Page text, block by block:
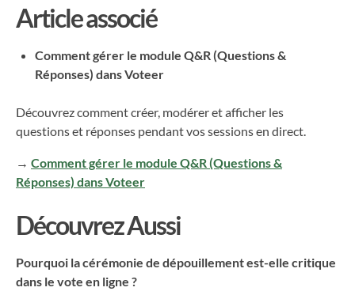
Article associé
Comment gérer le module Q&R (Questions &
Réponses) dans Voteer
Découvrez comment créer, modérer et afficher les
questions et réponses pendant vos sessions en direct.
→ Comment gérer le module Q&R (Questions &
Réponses) dans Voteer
Découvrez Aussi
Pourquoi la cérémonie de dépouillement est-elle critique
dans le vote en ligne ?